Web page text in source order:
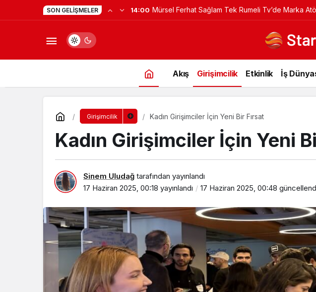
SON GELIŞMELER 0:23 Yapay Zekaya Hangi Veriyi Veriyorsun? Asıl Risk
Akış Girişimcilik Etkinlik İş
Girişimcilik Kadın Girişimciler İçin Yeni Bir Fırsat
Kadın Girişimciler İçin Yeni
Sinem Uludağ tarafından yayınlandı
17 Haziran 2025, 00:18 yayınlandı 17 Haziran 2025, 00:48